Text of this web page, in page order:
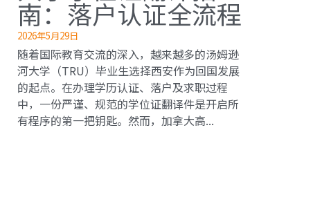
南：落户认证全流程
2026年5月29日
随着国际教育交流的深入，越来越多的汤姆逊
河大学（TRU）毕业生选择西安作为回国发展
的起点。在办理学历认证、落户及求职过程
中，一份严谨、规范的学位证翻译件是开启所
有程序的第一把钥匙。然而，加拿大高...